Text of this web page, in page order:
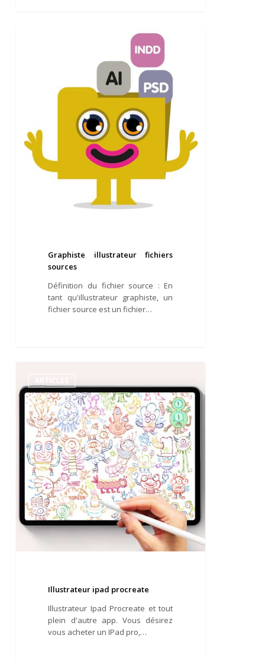
Graphiste illustrateur fichiers
sources
Définition du fichier source : En
tant qu'illustrateur graphiste, un
fichier source est un fichier…
procreate
ARTICLES
Illustrateur ipad procreate
Illustrateur Ipad Procreate et tout
plein d'autre app. Vous désirez
vous acheter un IPad pro,…